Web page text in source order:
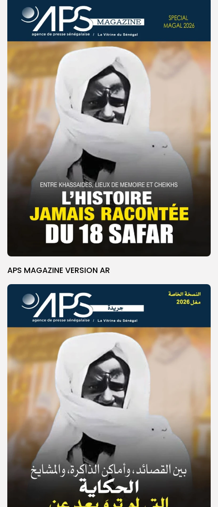
© Copyright 2025, APS
APS MAGAZINE VERSION AR